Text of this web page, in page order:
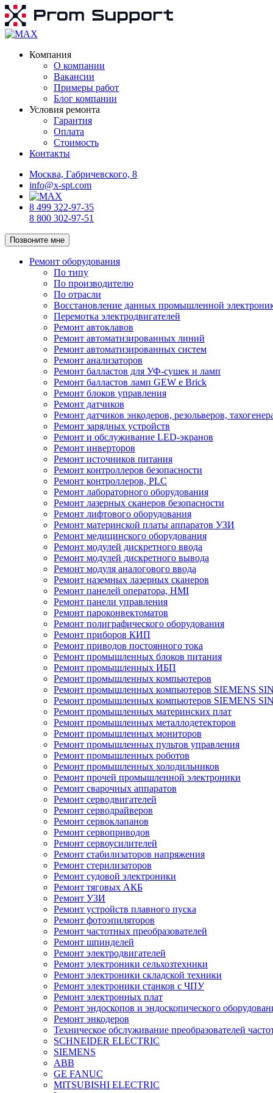
Компания
О компании
Вакансии
Примеры работ
Блог компании
Условия ремонта
Гарантия
Оплата
Стоимость
Контакты
Москва, Габричевского, 8
info@x-spt.com
8 499 322-97-35
8 800 302-97-51
Позвоните мне
Ремонт оборудования
По типу
По производителю
По отрасли
Восстановление данных промышленной
Перемотка электродвигателей
Ремонт автоклавов
Ремонт автоматизированных линий
Ремонт автоматизированных систем
Ремонт анализаторов
Ремонт балластов для УФ-сушек и ламп
Ремонт балластов ламп GEW e Brick
Ремонт блоков управления
Ремонт датчиков
Ремонт датчиков энкодеров, резольверов,
Ремонт зарядных устройств
Ремонт и обслуживание LED-экранов
Ремонт инверторов
Ремонт источников питания
Ремонт контроллеров безопасности
Ремонт контроллеров, PLC
Ремонт лабораторного оборудования
Ремонт лазерных сканеров безопасности
Ремонт лифтового оборудования
Ремонт материнской платы аппаратов УЗИ
Ремонт медицинского оборудования
Ремонт модулей дискретного ввода
Ремонт модулей дискретного вывода
Ремонт модуля аналогового ввода
Ремонт наземных лазерных сканеров
Ремонт панелей оператора, HMI
Ремонт панели управления
Ремонт пароконвектоматов
Ремонт полиграфического оборудования
Ремонт приборов КИП
Ремонт приводов постоянного тока
Ремонт промышленных блоков питания
Ремонт промышленных ИБП
Ремонт промышленных компьютеров
Ремонт промышленных компьютеров SIEMENS
Ремонт промышленных компьютеров SIEMENS
Ремонт промышленных материнских плат
Ремонт промышленных металлодетекторов
Ремонт промышленных мониторов
Ремонт промышленных пультов управления
Ремонт промышленных роботов
Ремонт промышленных холодильников
Ремонт прочей промышленной электроники
Ремонт сварочных аппаратов
Ремонт серводвигателей
Ремонт серводрайверов
Ремонт сервоклапанов
Ремонт сервоприводов
Ремонт сервоусилителей
Ремонт стабилизаторов напряжения
Ремонт стерилизаторов
Ремонт судовой электроники
Ремонт тяговых АКБ
Ремонт УЗИ
Ремонт устройств плавного пуска
Ремонт фотоэпиляторов
Ремонт частотных преобразователей
Ремонт шпинделей
Ремонт электродвигателей
Ремонт электроники сельхозтехники
Ремонт электроники складской техники
Ремонт электроники станков с ЧПУ
Ремонт электронных плат
Ремонт эндоскопов и эндоскопического
Ремонт энкодеров
Техническое обслуживание преобразователей
SCHNEIDER ELECTRIC
SIEMENS
ABB
GE FANUC
MITSUBISHI ELECTRIC